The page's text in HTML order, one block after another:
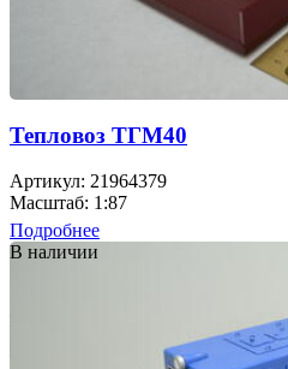
Тепловоз ТГМ40
Артикул: 21964379
Масштаб: 1:87
Подробнее
В наличии